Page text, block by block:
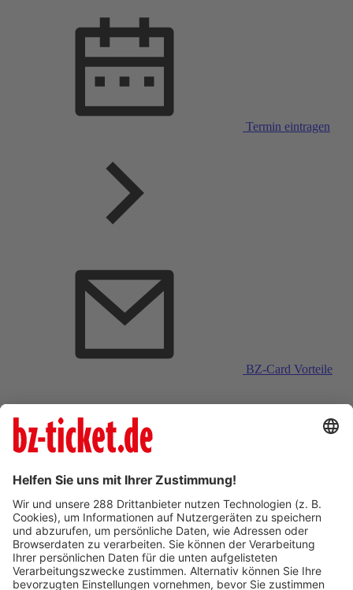
Termin eintragen
BZ-Card Vorteile